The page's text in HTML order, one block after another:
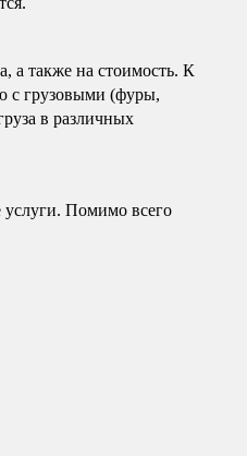
а также на стоимость. К
с грузовыми (фуры,
в различных
услуги. Помимо всего